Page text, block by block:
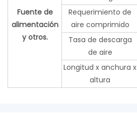
Fuente de
alimentación
y otros.
Requerimiento de
aire comprimido
Tasa de descarga
de aire
Longitud x anchura x
altura